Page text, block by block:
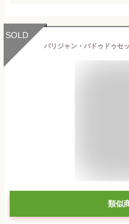
SOLD
類似